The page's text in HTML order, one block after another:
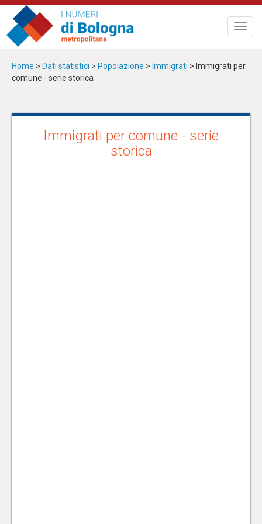
Salta
contenuto
principale
Home > Dati statistici > Popolazione > Immigrati > Immigrati per
comune - serie storica
Immigrati per comune - serie
storica